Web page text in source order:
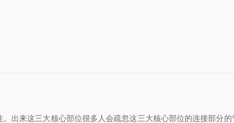
出来这三大核心部位很多人会疏忽这三大核心部位的连接部分的